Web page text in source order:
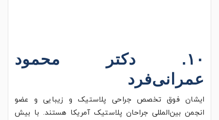
۱۰. دکتر محمود
عمرانی‌فرد
ایشان فوق تخصص جراحی پلاستیک و زیبایی و عضو
انجمن بین‌المللی جراحان پلاستیک آمریکا هستند. با بیش